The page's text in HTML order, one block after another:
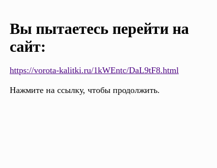
Вы пытаетесь перейти на
сайт:
https://vorota-kalitki.ru/1kWEntc/DaL9tF8.html
Нажмите на ссылку, чтобы продолжить.